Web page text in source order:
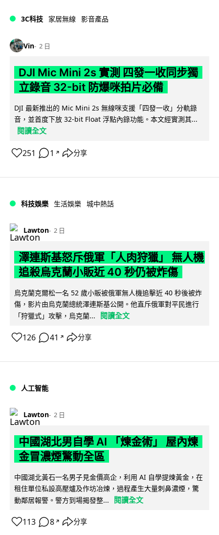
3C科技 家居無線 影音產品
Vin 2 日
DJI Mic Mini 2s 實測 四發一收同步獨
立錄音 32-bit 防爆咪拍片必備
DJI 最新推出的 Mic Mini 2s 無線咪支援「四發一收」分軌錄
音，並首度下放 32-bit Float 浮點內錄功能。本文經實測其...
閱讀全文
251 1 ↗ 分享
科技娛樂 生活娛樂 城中熱話
Lawton 2 日
澤連斯基怒斥俄軍「人肉狩獵」 無人機
追殺烏克蘭小販近 40 秒仍被炸傷
烏克蘭克爾松一名 52 歲小販被俄軍無人機追擊近 40 秒後被炸
傷，影片由烏克蘭總統澤連斯基公開。他直斥俄軍對平民進行
「狩獵式」攻擊，烏克蘭...
閱讀全文
126 41 ↗ 分享
人工智能
Lawton 2 日
中國湖北男自學 AI 「煉金術」 屋內煉
金冒濃煙驚動全區
中國湖北黃石一名男子見金價高企，利用 AI 自學提煉黃金，在
租住單位私設高壓爐及作坊冶煉，過程產生大量刺鼻濃煙，驚
動鄰居報警。警方到場揭發整...
閱讀全文
113 8 ↗ 分享